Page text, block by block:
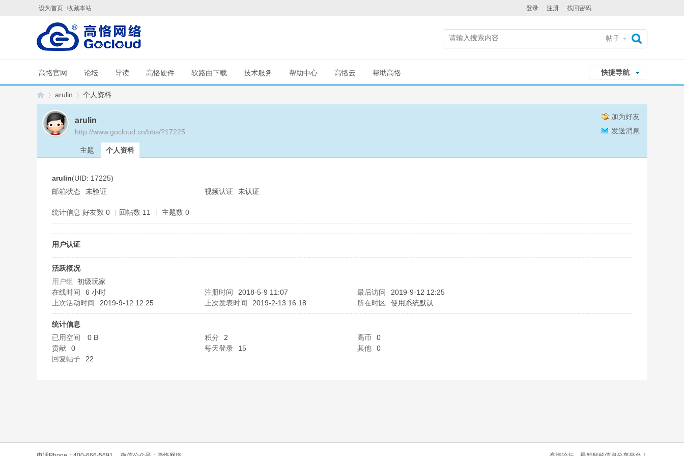
设为首页 收藏本站 登录 注册 找回密码
帖子
快捷导航
高恪官网 论坛 导读 高恪硬件 软路由下载 技术服务 帮助中心 高恪云 帮助高恪
L
arulin 个人资料
加为好友
发送消息
arulin
http://www.gocloud.cn/bbs/?17225
主题 个人资料
arulin(UID: 17225)
邮箱状态
未验证 视频认证 未认证
统计信息 好友数 0 | 回帖数 11 | 主题数 0
用户认证
活跃概况
用户组 初级玩家
在线时间
6 小时 注册时间 2018-5-9 11:07 最后访问
2019-9-12 12:25
上次活动时间
2019-9-12 12:25 上次发表时间 2019-2-13 16:18 所在时区 使用系统默认
统计信息
已用空间
0 B 积分 2 高币
0
贡献
0 每天登录 15 其他
0
回复帖子
22